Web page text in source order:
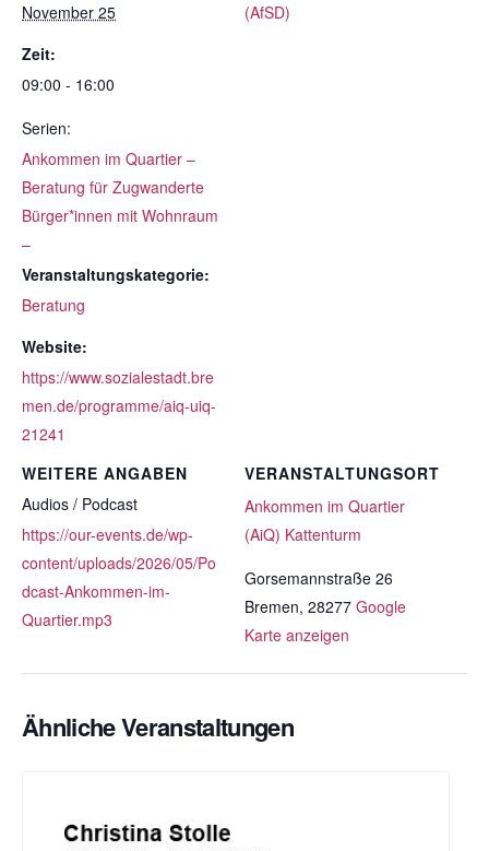
November 25
Zeit:
09:00 - 16:00
Serien:
Ankommen im Quartier –
Beratung für Zugwanderte
Bürger*innen mit Wohnraum
–
Veranstaltungskategorie:
Beratung
Website:
https://www.sozialestadt.bre
men.de/programme/aiq-uiq-
21241
VERANSTALTUNGSORT
Ankommen im Quartier
(AiQ) Kattenturm
Gorsemannstraße 26
Bremen, 28277 Google
Karte anzeigen
(AfSD)
WEITERE ANGABEN
Audios / Podcast
https://our-events.de/wp-
content/uploads/2026/05/Po
dcast-Ankommen-im-
Quartier.mp3
Ähnliche Veranstaltungen